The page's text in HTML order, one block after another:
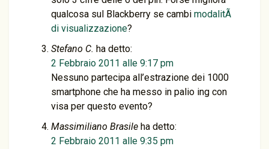
qualcosa sul Blackberry se cambi modalitÃ
di visualizzazione?
Stefano C. ha detto:
2 Febbraio 2011 alle 9:17 pm
Nessuno partecipa all’estrazione dei 1000
smartphone che ha messo in palio ing con
visa per questo evento?
Massimiliano Brasile ha detto:
2 Febbraio 2011 alle 9:35 pm